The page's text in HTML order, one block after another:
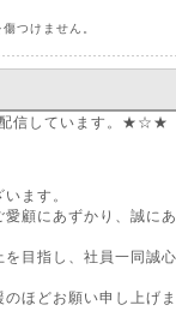
つけません。
信しています。★☆★
ます。
愛顧にあずかり、誠に
目指し、社員一同誠
ほどお願い申し上げま